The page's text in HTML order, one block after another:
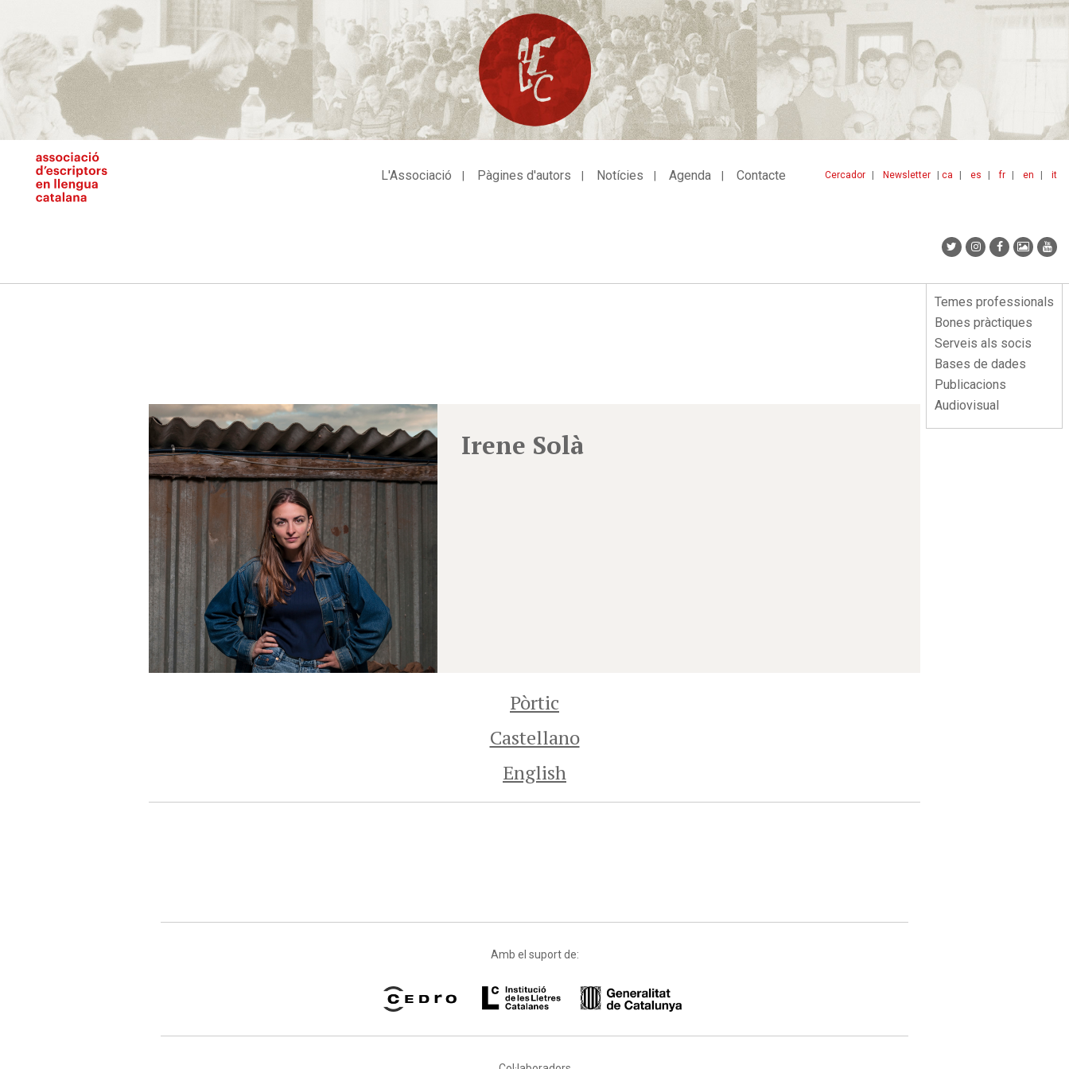
contingut
ca es fr en it
Cercador Newsletter
L'Associació Pàgines d'autors Notícies Agenda Contacte
Menu
lateral
Temes professionals
Bones pràctiques
Serveis als socis
Bases de dades
Publicacions
Audiovisual
Irene Solà
Pòrtic
Castellano
English
Amb el suport de: